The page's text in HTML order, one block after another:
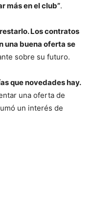
más en el club”.
Los contratos
una buena oferta se
sobre su futuro.
que novedades hay.
una oferta de
un interés de